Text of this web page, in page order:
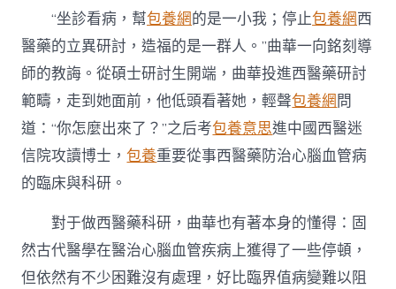
“坐診看病，幫包養網的是一小我；停止包養網西
醫藥的立異研討，造福的是一群人。”曲華一向銘刻導
師的教誨。從碩士研討生開端，曲華投進西醫藥研討
範疇，走到她面前，他低頭看著她，輕聲包養網問
道：“你怎麼出來了？”之后考包養意思進中國西醫迷
信院攻讀博士，包養重要從事西醫藥防治心腦血管病
的臨床與科研。
對于做西醫藥科研，曲華也有著本身的懂得：固
然古代醫學在醫治心腦血管疾病上獲得了一些停頓，
但依然有不少困難沒有處理，好比臨界值病變難以阻